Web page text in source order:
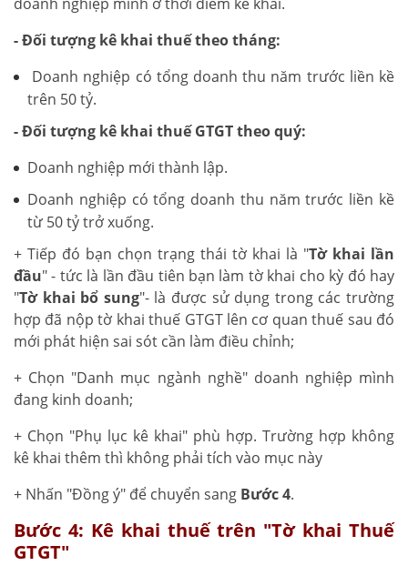
- Đối tượng kê khai thuế theo tháng:
Doanh nghiệp có tổng doanh thu năm trước liền kề
trên 50 tỷ.
- Đối tượng kê khai thuế GTGT theo quý:
Doanh nghiệp mới thành lập.
Doanh nghiệp có tổng doanh thu năm trước liền kề
từ 50 tỷ trở xuống.
+ Tiếp đó bạn chọn trạng thái tờ khai là "Tờ khai lần
đầu" - tức là lần đầu tiên bạn làm tờ khai cho kỳ đó hay
"Tờ khai bổ sung"- là được sử dụng trong các trường
hợp đã nộp tờ khai thuế GTGT lên cơ quan thuế sau đó
mới phát hiện sai sót cần làm điều chỉnh;
+ Chọn "Danh mục ngành nghề" doanh nghiệp mình
đang kinh doanh;
+ Chọn "Phụ lục kê khai" phù hợp. Trường hợp không
kê khai thêm thì không phải tích vào mục này
+ Nhấn "Đồng ý" để chuyển sang Bước 4.
Bước 4: Kê khai thuế trên "Tờ khai Thuế
GTGT"